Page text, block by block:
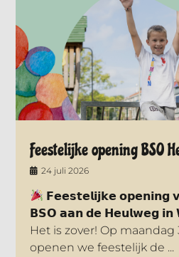
Feestelijke opening BSO
24 juli 2026
𝗙𝗲𝗲𝘀𝘁𝗲𝗹𝗶𝗷𝗸𝗲
𝗕𝗦𝗢 𝗮𝗮𝗻 𝗱𝗲 𝗛𝗲𝘂𝗹𝘄𝗲𝗴 𝗶𝗻
Het is zover! Op maandag
openen we feestelijk de ...